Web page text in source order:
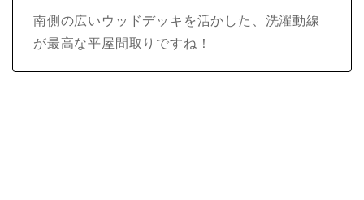
南側の広いウッドデッキを活かした、洗濯動線
が最高な平屋間取りですね！